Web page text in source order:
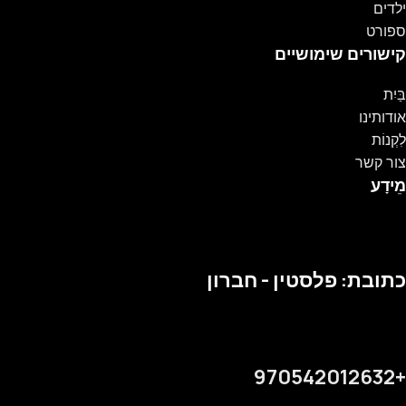
ילדים
ספורט
קישורים שימושיים
בַּיִת
אודותינו
לִקְנוֹת
צור קשר
מֵידָע
כתובת: פלסטין - חברון
+970542012632